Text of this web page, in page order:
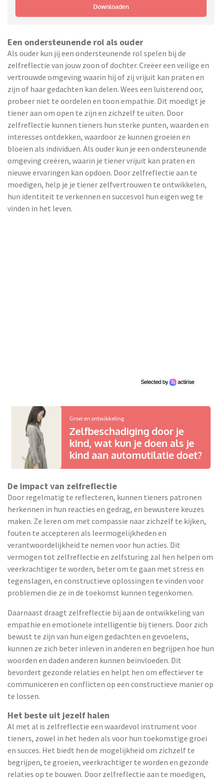
Downloaden
Een ondersteunende rol als ouder
Als ouder kun jij een ondersteunende rol spelen bij de
zelfreflectie van jouw zoon of dochter. Creëer een veilige en
vertrouwde omgeving waarin hij of zij vrijuit kan praten en
zijn of haar gedachten kan delen. Wees een luisterend oor,
probeer niet te oordelen en toon empathie. Dit moedigt je
tiener aan om open te zijn en zichzelf te uiten. Door
zelfreflectie kunnen tieners hun sterke punten, waarden en
interesses ontdekken, waardoor ze kunnen groeien en
bloeien als individuen. Als ouder kun je een ondersteunende
omgeving creëren, waarin je tiener vrijuit kan praten en
nieuwe ervaringen kan opdoen. Door zelfreflectie aan te
moedigen, help je je tiener zelfvertrouwen te ontwikkelen,
hun identiteit te verkennen en succesvol hun eigen weg te
vinden in het leven.
Groei en ontwikkeling
Zelfbeschadiging door je
kind, wat kun je doen als je
kind aan automutilatie doet?
De impact van zelfreflectie
Door regelmatig te reflecteren, kunnen tieners patronen
herkennen in hun reacties en gedrag, en bewustere keuzes
maken. Ze leren om met compassie naar zichzelf te kijken,
fouten te accepteren als leermogelijkheden en
verantwoordelijkheid te nemen voor hun acties. Dit
vermogen tot zelfreflectie en zelfsturing zal hen helpen om
veerkrachtiger te worden, beter om te gaan met stress en
tegenslagen, en constructieve oplossingen te vinden voor
problemen die ze in de toekomst kunnen tegenkomen.
Daarnaast draagt zelfreflectie bij aan de ontwikkeling van
empathie en emotionele intelligentie bij tieners. Door zich
bewust te zijn van hun eigen gedachten en gevoelens,
kunnen ze zich beter inleven in anderen en begrijpen hoe hun
woorden en daden anderen kunnen beïnvloeden. Dit
bevordert gezonde relaties en helpt hen om effectiever te
communiceren en conflicten op een constructieve manier op
te lossen.
Het beste uit jezelf halen
Al met al is zelfreflectie een waardevol instrument voor
tieners, zowel in het heden als voor hun toekomstige groei
en succes. Het biedt hen de mogelijkheid om zichzelf te
begrijpen, te groeien, veerkrachtiger te worden en gezonde
relaties op te bouwen. Door zelfreflectie aan te moedigen,